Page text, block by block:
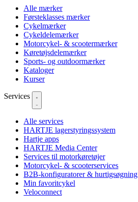
Alle mærker
Førsteklasses mærker
Cykelmærker
Cykeldelemærker
Motorcykel- & scootermærker
Køretøjsdelemærker
Sports- og outdoormærker
Kataloger
Kurser
Services
Alle services
HARTJE lagerstyringssystem
Hartje apps
HARTJE Media Center
Services til motorkøretøjer
Motorcykel- & scooterservices
B2B-konfiguratorer & hurtigsøgning
Min favoritcykel
Veloconnect